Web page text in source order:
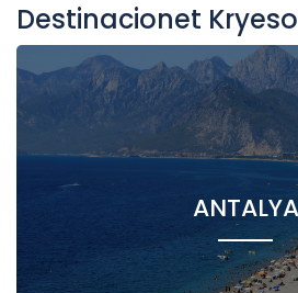
Destinacionet
ANTALYA